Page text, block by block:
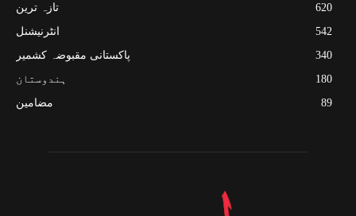
تازہ ترین
620
انٹرنیشنل
542
پاکستانی مقبوضہ کشمیر
340
ہندوستان
180
مضامین
89